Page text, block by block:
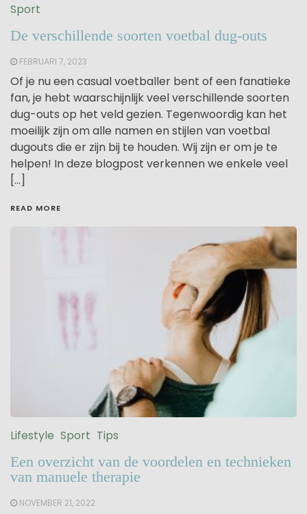
Sport
De verschillende soorten voetbal dug-outs
FEBRUARI 7, 2023
Of je nu een casual voetballer bent of een fanatieke
fan, je hebt waarschijnlijk veel verschillende soorten
dug-outs op het veld gezien. Tegenwoordig kan het
moeilijk zijn om alle namen en stijlen van voetbal
dugouts die er zijn bij te houden. Wij zijn er om je te
helpen! In deze blogpost verkennen we enkele veel
[…]
READ MORE
Lifestyle Sport Tips
Een overzicht van de voordelen en technieken
van manuele therapie
NOVEMBER 21, 2022